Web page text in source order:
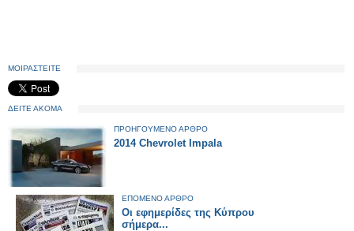
ΜΟΙΡΑΣΤΕΙΤΕ
ΔΕΙΤΕ ΑΚΟΜΑ
ΠΡΟΗΓΟΥΜΕΝΟ ΑΡΘΡΟ
2014 Chevrolet Impala
ΕΠΟΜΕΝΟ ΑΡΘΡΟ
Οι εφημερίδες της Κύπρου
σήμερα...